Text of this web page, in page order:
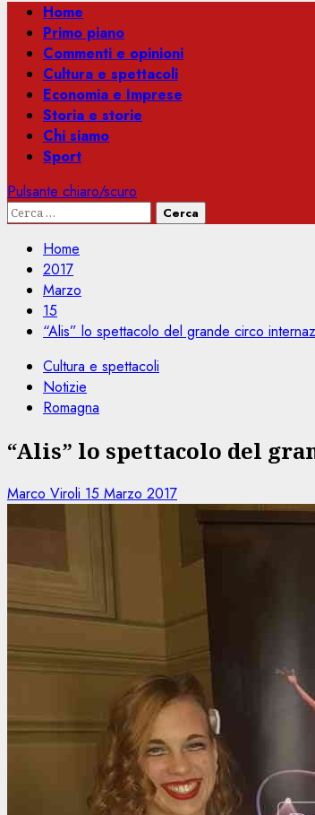
Menu
principale
Home
Primo piano
Commenti e opinioni
Cultura e spettacoli
Economia e Imprese
Storia e storie
Chi siamo
Sport
Pulsante chiaro/scuro
Ricerca
Home
2017
Marzo
15
“Alis” lo spettacolo del grande circo
Cultura e spettacoli
Notizie
Romagna
“Alis” lo spettacolo del
Marco Viroli 15 Marzo 2017